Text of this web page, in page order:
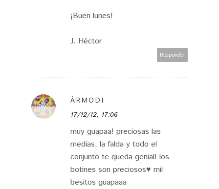
¡Buen lunes!
J. Héctor
Responder
ÁRMODI
17/12/12, 17:06
muy guapaa! preciosas las
medias, la falda y todo el
conjunto te queda genial! los
botines son preciosos♥ mil
besitos guapaaa